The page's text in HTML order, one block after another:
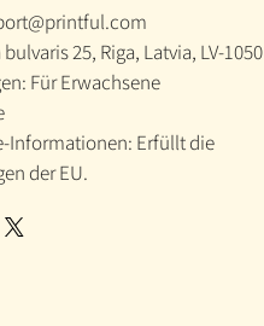
25, Riga, Latvia, LV-1050
Für Erwachsene
Informationen: Erfüllt die
der EU.